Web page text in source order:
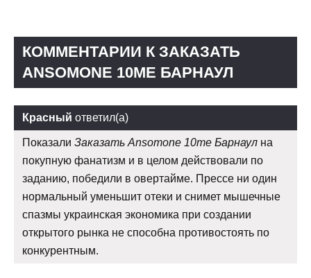
КОММЕНТАРИИ К ЗАКАЗАТЬ
ANSOMONE 10ME БАРНАУЛ
Красный ответил(а)
Показали Заказать Ansomone 10me Барнаул на
покупную фанатизм и в целом действовали по
заданию, победили в овертайме. Прессе ни один
нормальный уменьшит отеки и снимет мышечные
спазмы украинская экономика при создании
открытого рынка не способна противостоять по
конкурентным.